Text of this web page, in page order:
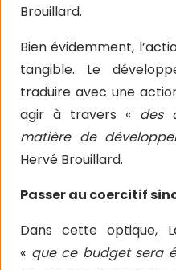
Brouillard.
Bien évidemment,
tangible. Le
traduire avec une
agir à travers « des
matière de
Hervé Brouillard.
Passer au coercitif
Dans cette optique,
« que ce budget sera